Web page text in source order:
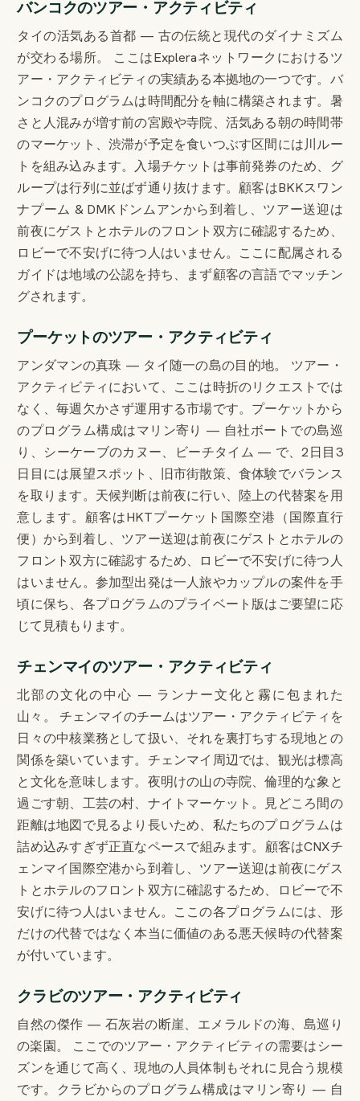
バンコクのツアー・アクティビティ
タイの活気ある首都 — 古の伝統と現代のダイナミズム
が交わる場所。 ここはExpleraネットワークにおけるツ
アー・アクティビティの実績ある本拠地の一つです。バ
ンコクのプログラムは時間配分を軸に構築されます。暑
さと人混みが増す前の宮殿や寺院、活気ある朝の時間帯
のマーケット、渋滞が予定を食いつぶす区間には川ルー
トを組み込みます。入場チケットは事前発券のため、グ
ループは行列に並ばず通り抜けます。顧客はBKKスワン
ナプーム & DMKドンムアンから到着し、ツアー送迎は
前夜にゲストとホテルのフロント双方に確認するため、
ロビーで不安げに待つ人はいません。ここに配属される
ガイドは地域の公認を持ち、まず顧客の言語でマッチン
グされます。
プーケットのツアー・アクティビティ
アンダマンの真珠 — タイ随一の島の目的地。 ツアー・
アクティビティにおいて、ここは時折のリクエストでは
なく、毎週欠かさず運用する市場です。プーケットから
のプログラム構成はマリン寄り — 自社ボートでの島巡
り、シーケーブのカヌー、ビーチタイム — で、2日目3
日目には展望スポット、旧市街散策、食体験でバランス
を取ります。天候判断は前夜に行い、陸上の代替案を用
意します。顧客はHKTプーケット国際空港（国際直行
便）から到着し、ツアー送迎は前夜にゲストとホテルの
フロント双方に確認するため、ロビーで不安げに待つ人
はいません。参加型出発は一人旅やカップルの案件を手
頃に保ち、各プログラムのプライベート版はご要望に応
じて見積もります。
チェンマイのツアー・アクティビティ
北部の文化の中心 — ランナー文化と霧に包まれた
山々。 チェンマイのチームはツアー・アクティビティを
日々の中核業務として扱い、それを裏打ちする現地との
関係を築いています。チェンマイ周辺では、観光は標高
と文化を意味します。夜明けの山の寺院、倫理的な象と
過ごす朝、工芸の村、ナイトマーケット。見どころ間の
距離は地図で見るより長いため、私たちのプログラムは
詰め込みすぎず正直なペースで組みます。顧客はCNXチ
ェンマイ国際空港から到着し、ツアー送迎は前夜にゲス
トとホテルのフロント双方に確認するため、ロビーで不
安げに待つ人はいません。ここの各プログラムには、形
だけの代替ではなく本当に価値のある悪天候時の代替案
が付いています。
クラビのツアー・アクティビティ
自然の傑作 — 石灰岩の断崖、エメラルドの海、島巡り
の楽園。 ここでのツアー・アクティビティの需要はシー
ズンを通じて高く、現地の人員体制もそれに見合う規模
です。クラビからのプログラム構成はマリン寄り — 自